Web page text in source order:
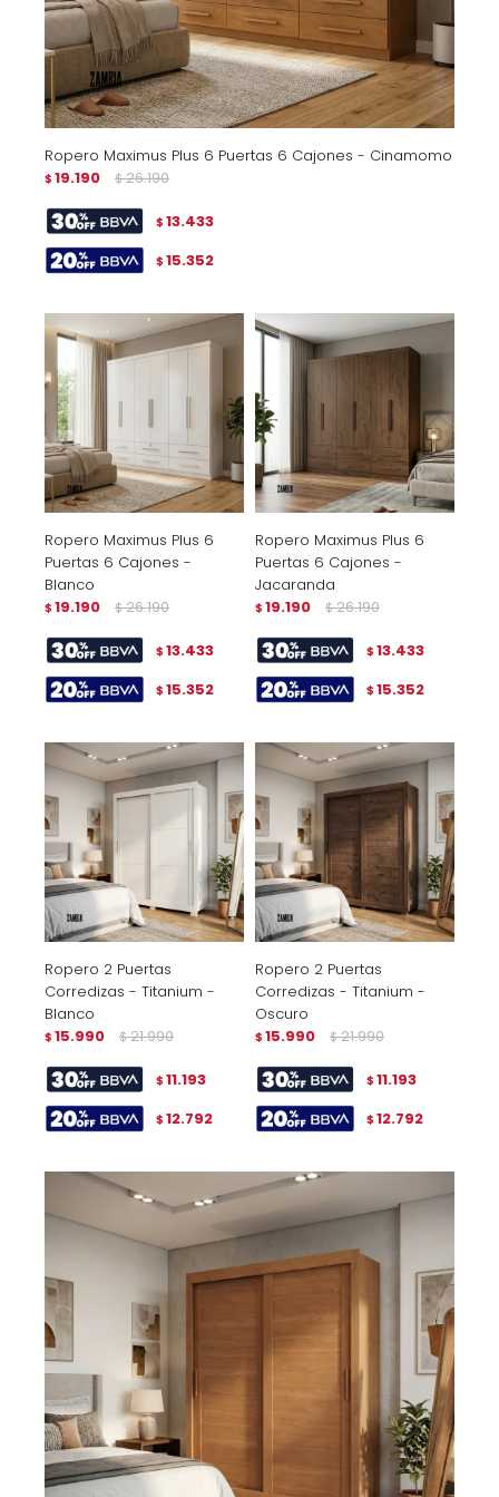
Ropero Maximus Plus 6 Puertas 6 Cajones - Cinamomo
$ 19.190 $ 26.190
$ 13.433
$ 15.352
Ropero Maximus Plus 6
Puertas 6 Cajones -
Blanco
$ 19.190 $ 26.190
$ 13.433
$ 15.352
Ropero Maximus Plus 6
Puertas 6 Cajones -
Jacaranda
$ 19.190 $ 26.190
$ 13.433
$ 15.352
Ropero 2 Puertas
Corredizas - Titanium -
Blanco
$ 15.990 $ 21.990
$ 11.193
$ 12.792
Ropero 2 Puertas
Corredizas - Titanium -
Oscuro
$ 15.990 $ 21.990
$ 11.193
$ 12.792